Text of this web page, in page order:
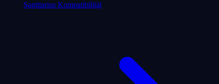
Sagittarius Kompatibilität